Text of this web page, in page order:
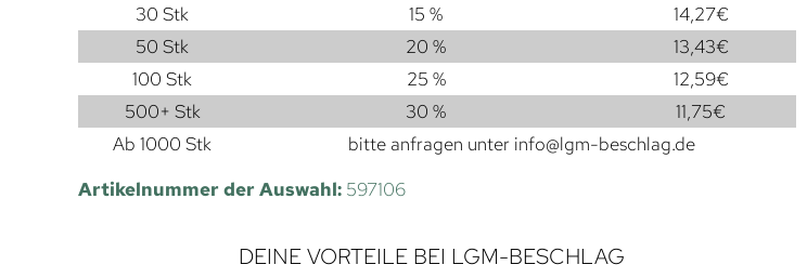
30 Stk
15 % 14,27€
50 Stk
20 % 13,43€
100 Stk
25 % 12,59€
500+ Stk
30 % 11,75€
Ab 1000 Stk
bitte anfragen unter info@lgm-beschlag.de
Artikelnummer der Auswahl: 597106
DEINE VORTEILE BEI LGM-BESCHLAG